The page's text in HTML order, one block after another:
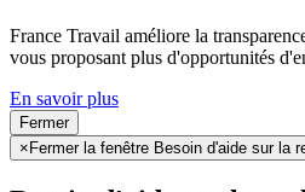
France Travail améliore la
vous proposant plus d'opportunités
En savoir plus
Fermer
× Fermer la fenêtre Besoin d'aide sur la